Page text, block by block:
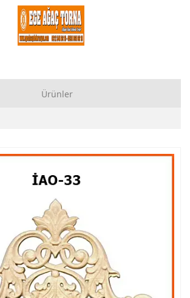
Ürünler
Ahşap Topuz Ayak İmalatı, Modelleri
Masa Ayak İmalatı, Modelleri
Masası İmalatı, Modelleri
İmalatı, Modelleri
Sehpa İmalatı, Modelleri
Sehpa İmalatı, Modelleri